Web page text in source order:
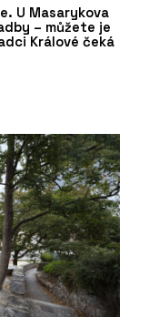
U Masarykova
– můžete je
Králové čeká